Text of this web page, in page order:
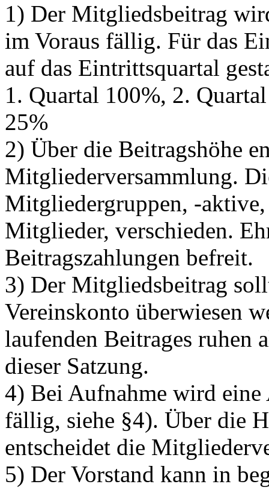
1) Der Mitgliedsbeitrag
im Voraus fällig. Für das
auf das Eintrittsquartal
1. Quartal 100%, 2.
25%
2) Über die Beitragshöhe
Mitgliederversammlung.
Mitgliedergruppen, -
Mitglieder, verschieden.
Beitragszahlungen befreit.
3) Der Mitgliedsbeitrag
Vereinskonto überwiesen
laufenden Beitrages ruhen
dieser Satzung.
4) Bei Aufnahme wird
fällig, siehe §4). Über die
entscheidet die
5) Der Vorstand kann in